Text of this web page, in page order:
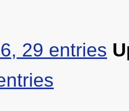
29 entries